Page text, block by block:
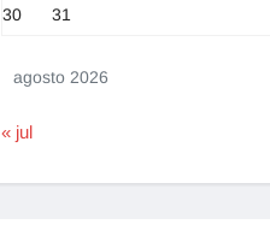
agosto 2026
30 31
« jul